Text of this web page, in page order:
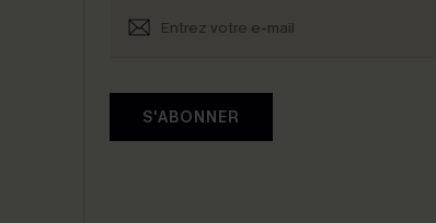
S'ABONNER